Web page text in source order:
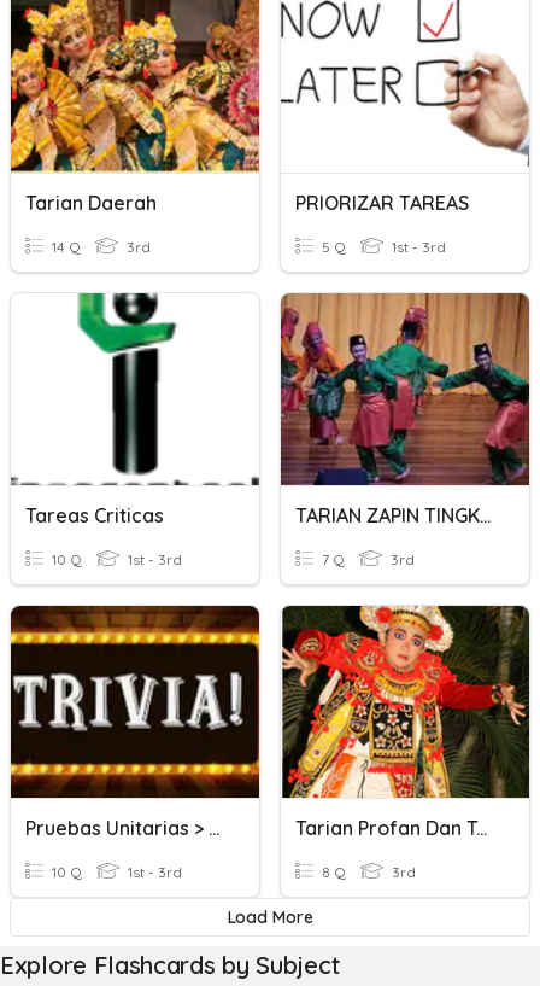
Tarian Daerah
14 Q 3rd
PRIORIZAR TAREAS
5 Q 1st - 3rd
Tareas Criticas
10 Q 1st - 3rd
TARIAN ZAPIN TINGKATAN 3
7 Q 3rd
Pruebas Unitarias > EPM > EPBCS Planning > G&A
10 Q 1st - 3rd
Tarian Profan Dan Tarian Sakral
8 Q 3rd
Load More
Explore Flashcards by Subject